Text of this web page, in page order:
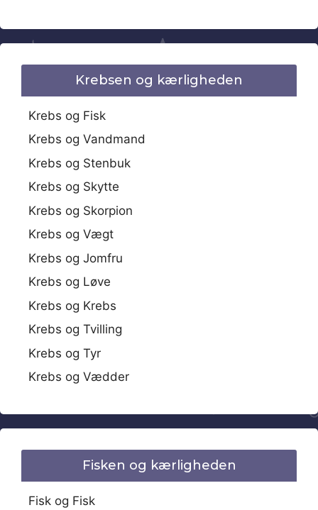
Krebsen og kærligheden
Krebs og Fisk
Krebs og Vandmand
Krebs og Stenbuk
Krebs og Skytte
Krebs og Skorpion
Krebs og Vægt
Krebs og Jomfru
Krebs og Løve
Krebs og Krebs
Krebs og Tvilling
Krebs og Tyr
Krebs og Vædder
Fisken og kærligheden
Fisk og Fisk